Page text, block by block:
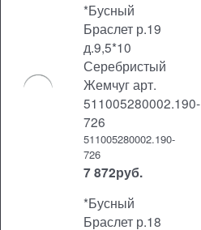
*Бусный
Браслет р.19
д.9,5*10
Серебристый
Жемчуг арт.
511005280002.190-
726
511005280002.190-
726
7 872руб.
*Бусный
Браслет р.18